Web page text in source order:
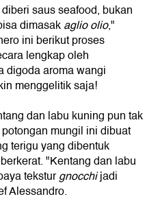
saus seafood, bukan
dimasakaglio olio,"
ini berikut proses
lengkap oleh
digoda aroma wangi
menggelitik saja!
dan labu kuning pun tak
mungil ini dibuat
terigu yang dibentuk
"Kentang dan labu
teksturgnocchijadi
Alessandro.